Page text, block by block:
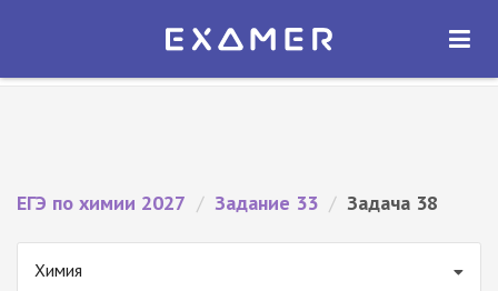
Экзамер — ЕГЭ 2027
ОТКРЫТЬ
ЕГЭ по химии 2027 / Задание 33 / Задача 38
Химия